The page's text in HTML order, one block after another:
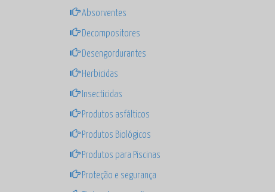
Absorventes
Decompositores
Desengordurantes
Herbicidas
Insecticidas
Produtos asfálticos
Produtos Biológicos
Produtos para Piscinas
Proteção e segurança